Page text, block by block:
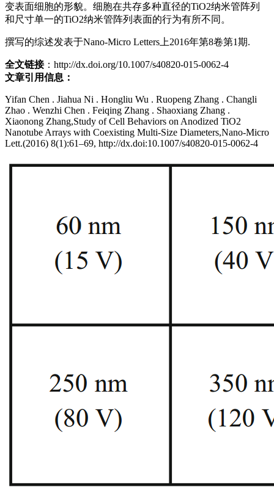
变表面细胞的形貌。细胞在共存多种直径的TiO2纳米管阵列
和尺寸单一的TiO2纳米管阵列表面的行为有所不同。
撰写的综述发表于Nano-Micro Letters上2016年第8卷第1期.
全文链接： http://dx.doi.org/10.1007/s40820-015-0062-4
文章引用信息：
Yifan Chen . Jiahua Ni . Hongliu Wu . Ruopeng Zhang . Changli
Zhao . Wenzhi Chen . Feiqing Zhang . Shaoxiang Zhang .
Xiaonong Zhang,Study of Cell Behaviors on Anodized TiO2
Nanotube Arrays with Coexisting Multi-Size Diameters,Nano-Micro
Lett.(2016) 8(1):61–69, http://dx.doi:10.1007/s40820-015-0062-4